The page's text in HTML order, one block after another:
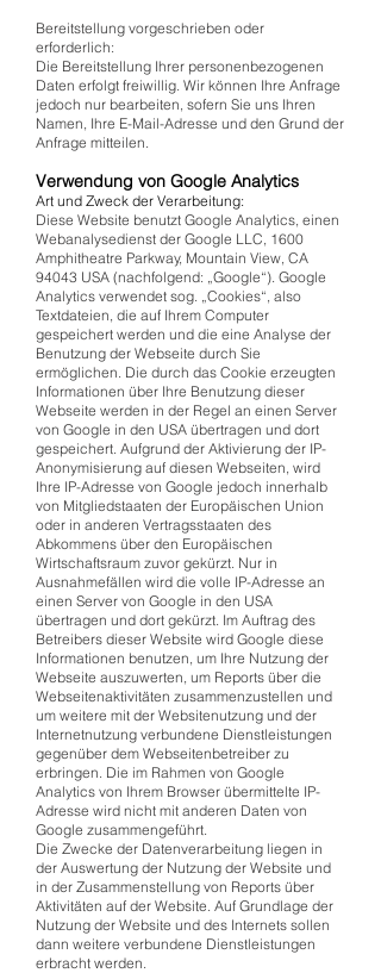
Bereitstellung vorgeschrieben oder
erforderlich:
Die Bereitstellung Ihrer personenbezogenen
Daten erfolgt freiwillig. Wir können Ihre Anfrage
jedoch nur bearbeiten, sofern Sie uns Ihren
Namen, Ihre E-Mail-Adresse und den Grund der
Anfrage mitteilen.
Verwendung von Google Analytics
Art und Zweck der Verarbeitung:
Diese Website benutzt Google Analytics, einen
Webanalysedienst der Google LLC, 1600
Amphitheatre Parkway, Mountain View, CA
94043 USA (nachfolgend: „Google“). Google
Analytics verwendet sog. „Cookies“, also
Textdateien, die auf Ihrem Computer
gespeichert werden und die eine Analyse der
Benutzung der Webseite durch Sie
ermöglichen. Die durch das Cookie erzeugten
Informationen über Ihre Benutzung dieser
Webseite werden in der Regel an einen Server
von Google in den USA übertragen und dort
gespeichert. Aufgrund der Aktivierung der IP-
Anonymisierung auf diesen Webseiten, wird
Ihre IP-Adresse von Google jedoch innerhalb
von Mitgliedstaaten der Europäischen Union
oder in anderen Vertragsstaaten des
Abkommens über den Europäischen
Wirtschaftsraum zuvor gekürzt. Nur in
Ausnahmefällen wird die volle IP-Adresse an
einen Server von Google in den USA
übertragen und dort gekürzt. Im Auftrag des
Betreibers dieser Website wird Google diese
Informationen benutzen, um Ihre Nutzung der
Webseite auszuwerten, um Reports über die
Webseitenaktivitäten zusammenzustellen und
um weitere mit der Websitenutzung und der
Internetnutzung verbundene Dienstleistungen
gegenüber dem Webseitenbetreiber zu
erbringen. Die im Rahmen von Google
Analytics von Ihrem Browser übermittelte IP-
Adresse wird nicht mit anderen Daten von
Google zusammengeführt.
Die Zwecke der Datenverarbeitung liegen in
der Auswertung der Nutzung der Website und
in der Zusammenstellung von Reports über
Aktivitäten auf der Website. Auf Grundlage der
Nutzung der Website und des Internets sollen
dann weitere verbundene Dienstleistungen
erbracht werden.